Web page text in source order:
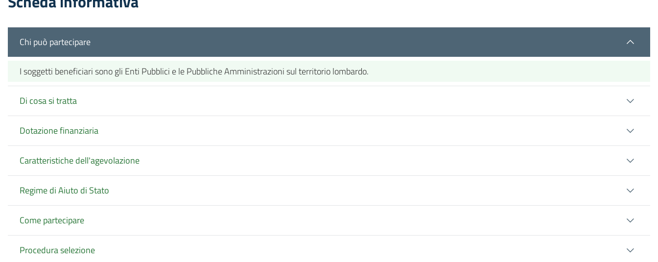
Chi può partecipare
I soggetti beneficiari sono gli Enti Pubblici e le Pubbliche Amministrazioni sul territorio lombardo.
Di cosa si tratta
Dotazione finanziaria
Caratteristiche dell'agevolazione
Regime di Aiuto di Stato
Come partecipare
Procedura selezione